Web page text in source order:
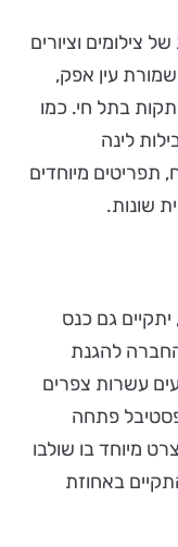
צילומים וציורים
עין אפק,
בתל חי. כמו
לינה
תפריטים מיוחדים
שונות.
גם כנס
החברה להגנת
עשרות צפרים
פתחה
מיוחד בו שולבו
באחוזת